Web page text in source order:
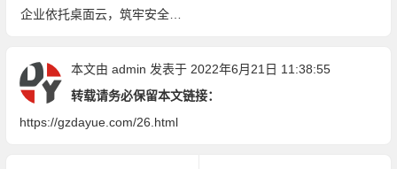
企业依托桌面云，筑牢安全高
本文由 admin 发表于 2022年6月21日 11:38:55
转载请务必保留本文链接：
https://gzdayue.com/26.html